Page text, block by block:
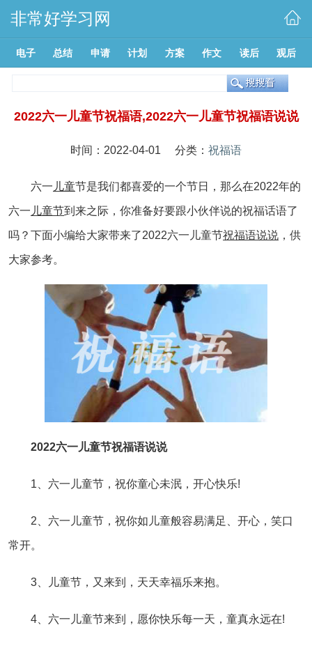
非常好学习网
电子 总结 申请 计划 方案 作文 读后 观后
2022六一儿童节祝福语,2022六一儿童节祝福语说说
时间：2022-04-01 分类： 祝福语
六一 儿童节是我们都喜爱的一个节日，那么在2022年的
六一 儿童节到来之际，你准备好要跟小伙伴说的祝福话语了
吗？下面小编给大家带来了2022六一儿童节祝福语说说 ，供
大家参考。
2022六一儿童节祝福语说说
1、六一儿童节，祝你童心未泯，开心快乐!
2、六一儿童节，祝你如儿童般容易满足、开心，笑口
常开。
3、儿童节，又来到，天天幸福乐来抱。
4、六一儿童节来到，愿你快乐每一天，童真永远在!